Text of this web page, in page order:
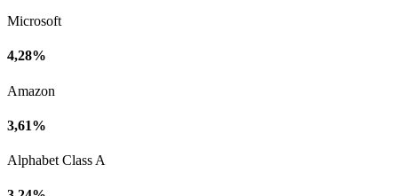
Microsoft
4,28%
Amazon
3,61%
Alphabet Class A